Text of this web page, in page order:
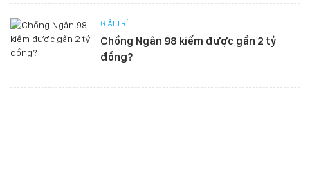
GIẢI TRÍ
Chồng Ngân 98 kiếm được gần 2 tỷ
đồng?